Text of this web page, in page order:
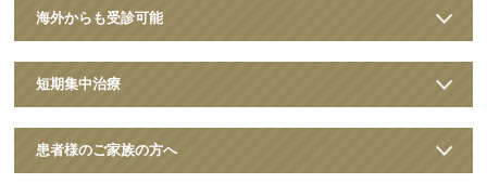
海外からも受診可能
短期集中治療
患者様のご家族の方へ